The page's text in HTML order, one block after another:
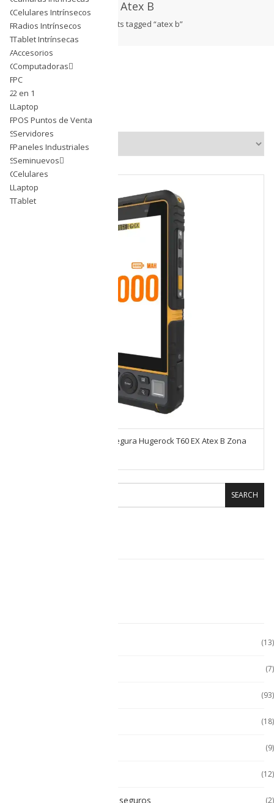
Celulares Intrínsecos
Radios Intrínsecos
Tablet Intrínsecas
Accesorios
Computadoras
PC
2 en 1
Laptop
POS Puntos de Venta
Servidores
Paneles Industriales
Seminuevos
Celulares
Laptop
Tablet
Celulares Intrínsecos
Radios Intrínsecos
Tablet Intrínsecas
Accesorios
Computadoras
PC
2 en 1
Laptop
POS Puntos de Venta
Servidores
Paneles Industriales
Seminuevos
Celulares
Laptop
Tablet
Atex B
products tagged “atex b”
Showing the single result
Cámara Intrínsicamente Segura Hugerock T60 EX Atex B Zona
SEARCH
(13)
(7)
(93)
(18)
(9)
(12)
Accesorios Intrínsicamente seguros (2)